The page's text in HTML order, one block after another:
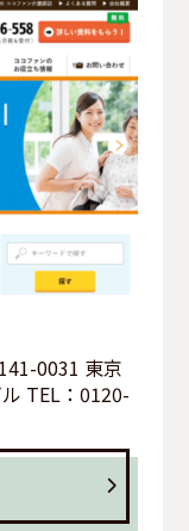
0031 東京
TEL：0120-